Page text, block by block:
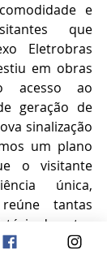
e
que
Eletrobras
em obras
acesso ao
geração de
sinalização
um plano
o visitante
única,
tantas
do setor
isso